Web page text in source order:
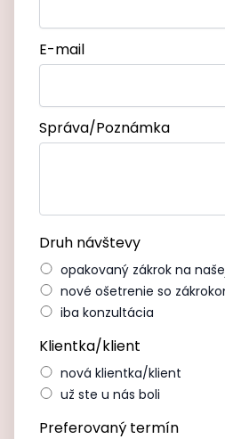
E-mail
Správa/Poznámka
Druh návštevy
opakovaný zákrok na
nové ošetrenie so
iba konzultácia
Klientka/klient
nová klientka/klient
už ste u nás boli
Preferovaný termín